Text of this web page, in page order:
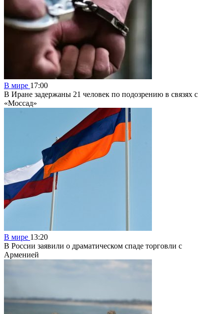
В мире 17:00
В Иране задержаны 21 человек по подозрению в связях с
«Моссад»
В мире 13:20
В России заявили о драматическом спаде торговли с
Арменией